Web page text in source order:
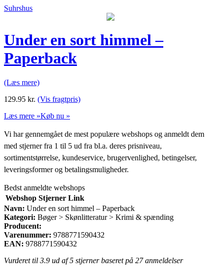
Suhrshus
Under en sort himmel –
Paperback
(Læs mere)
129.95 kr. (Vis fragtpris)
Læs mere »Køb nu »
Vi har gennemgået de mest populære webshops og anmeldt dem
med stjerner fra 1 til 5 ud fra bl.a. deres prisniveau,
sortimentstørrelse, kundeservice, brugervenlighed, betingelser,
leveringsformer og betalingsmuligheder.
Bedst anmeldte webshops
Webshop Stjerner Link
Navn: Under en sort himmel – Paperback
Kategori: Bøger > Skønlitteratur > Krimi & spænding
Producent:
Varenummer: 9788771590432
EAN: 9788771590432
Vurderet til 3.9 ud af 5 stjerner baseret på 27anmeldelser